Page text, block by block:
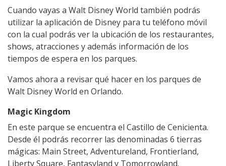
Cuando vayas a Walt Disney World también podrás
utilizar la aplicación de Disney para tu teléfono móvil
con la cual podrás ver la ubicación de los restaurantes,
shows, atracciones y además información de los
tiempos de espera en los parques.
Vamos ahora a revisar qué hacer en los parques de
Walt Disney World en Orlando.
Magic Kingdom
En este parque se encuentra el Castillo de Cenicienta.
Desde él podrás recorrer las denominadas 6 tierras
mágicas: Main Street, Adventureland, Frontierland,
Liberty Square, Fantasyland y Tomorrowland.